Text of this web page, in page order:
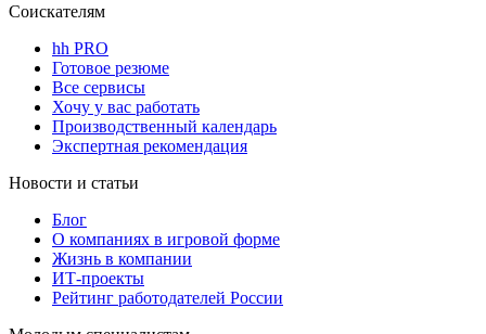
Соискателям
hh PRO
Готовое резюме
Все сервисы
Хочу у вас работать
Производственный календарь
Экспертная рекомендация
Новости и статьи
Блог
О компаниях в игровой форме
Жизнь в компании
ИТ-проекты
Рейтинг работодателей России